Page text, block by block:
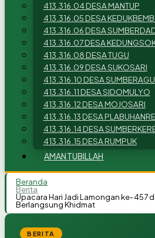
413.316.04 DESA MANTUP
413.316.05 DESA
413.316.06 DESA
413.316.07 DESA
413.316.08 DESA TUGU
413.316.09 DESA SUKOSARI
413.316.10 DESA
413.316.11 DESA SIDOMULYO
413.316.12 DESA MOJOSARI
413.316.13 DESA
413.316.14 DESA
413.316.15 DESA RUMPUK
AMANTUBILLAH
Beranda
Berita
Upacara Hari Jadi Lamongan ke-457
Berlangsung Khidmat
BERITA